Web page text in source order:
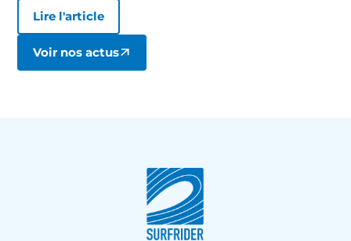
Lire l'article
Voir nos actus